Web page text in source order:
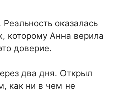
оказалась
которому Анна верила
доверие.
два дня. Открыл
как ни в чем не